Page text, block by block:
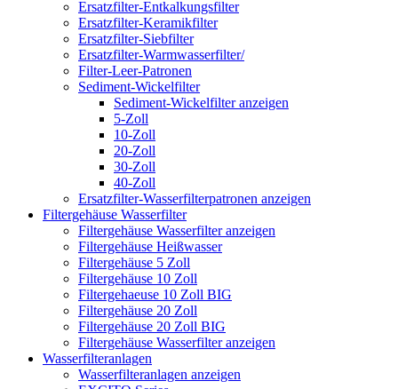
Ersatzfilter-Entkalkungsfilter
Ersatzfilter-Keramikfilter
Ersatzfilter-Siebfilter
Ersatzfilter-Warmwasserfilter/
Filter-Leer-Patronen
Sediment-Wickelfilter
Sediment-Wickelfilter anzeigen
5-Zoll
10-Zoll
20-Zoll
30-Zoll
40-Zoll
Ersatzfilter-Wasserfilterpatronen anzeigen
Filtergehäuse Wasserfilter
Filtergehäuse Wasserfilter anzeigen
Filtergehäuse Heißwasser
Filtergehäuse 5 Zoll
Filtergehäuse 10 Zoll
Filtergehaeuse 10 Zoll BIG
Filtergehäuse 20 Zoll
Filtergehäuse 20 Zoll BIG
Filtergehäuse Wasserfilter anzeigen
Wasserfilteranlagen
Wasserfilteranlagen anzeigen